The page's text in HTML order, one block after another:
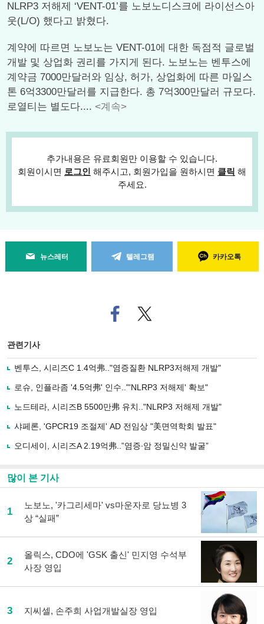
NLRP3 저해제 ‘VENT-01’를 노보노디스크에 라이선스아
웃(L/O) 했다고 밝혔다.
계약에 따르면 노보노는 VENT-01에 대한 독점적 글로벌
개발 및 상업화 권리를 가지게 된다. 노보노는 벤투스에
계약금 7000만달러와 임상, 허가, 상업화에 따른 마일스
톤 6억3300만달러를 지급한다. 총 7억300만달러 규모다.
로열티는 별도다.... <계속>
추가내용은 유료회원만 이용할 수 있습니다.
회원이시면 로그인 해주시고, 회원가입을 원하시면 클릭 해
주세요.
뉴스레터 텔레그램 카카오톡
페
이
로
기
사
유
기
트위
터로
관련기사
벤투스, 시리즈C 1.4억弗.."염증질환 NLRP3저해제 개발"
로슈, 인플라좀 '4.5억弗' 인수.."'NLRP3 저해제' 확보"
노드테라, 시리즈B 5500만弗 유치.."NLRP3 저해제 개발"
샤페론, 'GPCR19 조절제' AD 전임상 "美면역학회 발표"
오디세이, 시리즈A 2.19억弗..”염증∙암 정밀신약 발굴”
많이 본 기사
1
노보노, '카그리세마' vs마운자로 당뇨병 3
상 “실패”
2
올릭스, CDO에 'GSK 출신' 민지영 수석부
사장 영입
3 지씨셀, 손주희 사업개발실장 영입